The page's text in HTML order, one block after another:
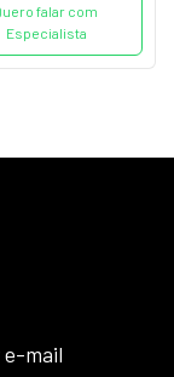
falar com
Especialista
e-mail